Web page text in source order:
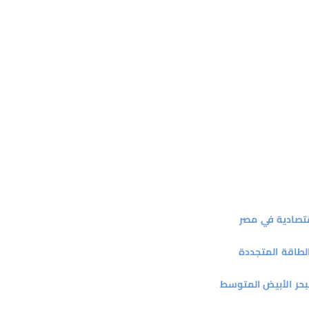
في مصر
المتجددة
الأبيض المتوسط